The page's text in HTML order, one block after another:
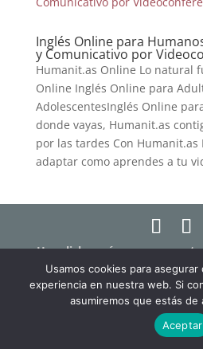
Inglés Online para
y Comunicativo por
Humanit.as Online Lo natural
Online Inglés Online para
AdolescentesInglés Online
donde vayas, Humanit.as
por las tardes Con Humanit.as
adaptar como aprendes a tu
Haz click aquí para ver
de Privacidad y
Haz click aquí para ver los
de las clases online
Usamos cookies para
experiencia en nuestra web. Si
asumiremos que estás de
Aceptar